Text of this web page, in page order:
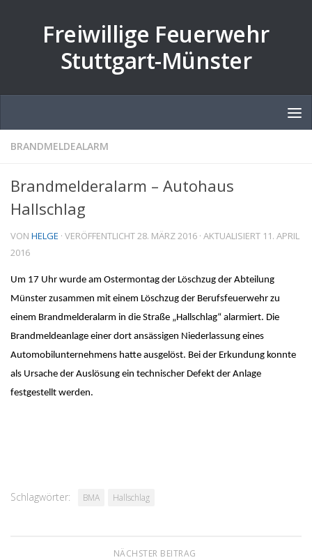
Freiwillige Feuerwehr
Stuttgart-Münster
BRANDMELDEALARM
Brandmelderalarm – Autohaus
Hallschlag
VON HELGE · VERÖFFENTLICHT28. MÄRZ 2016 · AKTUALISIERT 11. APRIL
2016
Um 17 Uhr wurde am Ostermontag der Löschzug der Abteilung
Münster zusammen mit einem Löschzug der Berufsfeuerwehr zu
einem Brandmelderalarm in die Straße „Hallschlag“ alarmiert. Die
Brandmeldeanlage einer dort ansässigen Niederlassung eines
Automobilunternehmens hatte ausgelöst. Bei der Erkundung konnte
als Ursache der Auslösung ein technischer Defekt der Anlage
festgestellt werden.
Schlagwörter: BMA Hallschlag
NÄCHSTER BEITRAG